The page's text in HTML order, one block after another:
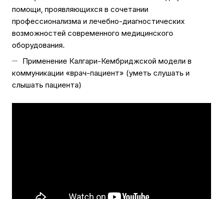
помощи, проявляющихся в сочетании
профессионализма и лечебно-диагностических
возможностей современного медицинского
оборудования.
Применение Калгари-Кембриджской модели в
коммуникации «врач-пациент» (уметь слушать и
слышать пациента)